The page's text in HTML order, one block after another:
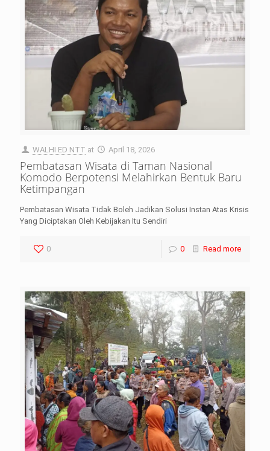
WALHI ED NTT at April 18, 2026
Pembatasan Wisata di Taman Nasional
Komodo Berpotensi Melahirkan Bentuk Baru
Ketimpangan
Pembatasan Wisata Tidak Boleh Jadikan Solusi Instan Atas Krisis
Yang Diciptakan Oleh Kebijakan Itu Sendiri
0 0 Read more